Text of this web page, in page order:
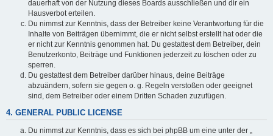
dauerhaft von der Nutzung dieses Boards ausschließen und dir ein
Hausverbot erteilen.
Du nimmst zur Kenntnis, dass der Betreiber keine Verantwortung für die
Inhalte von Beiträgen übernimmt, die er nicht selbst erstellt hat oder die
er nicht zur Kenntnis genommen hat. Du gestattest dem Betreiber, dein
Benutzerkonto, Beiträge und Funktionen jederzeit zu löschen oder zu
sperren.
Du gestattest dem Betreiber darüber hinaus, deine Beiträge
abzuändern, sofern sie gegen o. g. Regeln verstoßen oder geeignet
sind, dem Betreiber oder einem Dritten Schaden zuzufügen.
4. GENERAL PUBLIC LICENSE
Du nimmst zur Kenntnis, dass es sich bei phpBB um eine unter der „